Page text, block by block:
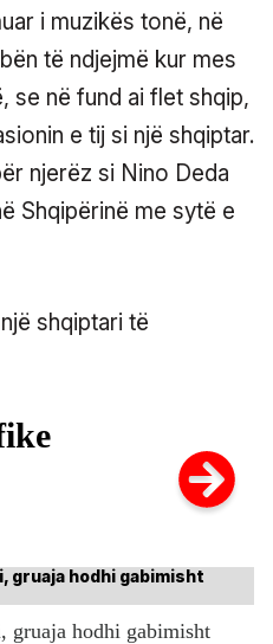
i muzikës tonë, në
të ndjejmë kur mes
se në fund ai flet shqip,
e tij si një shqiptar.
njerëz si Nino Deda
Shqipërinë me sytë e
gruaja hodhi gabimisht